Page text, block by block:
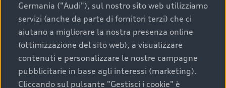
La qualità di acquistare
un’auto usata Audi
Scegliere un’auto usata è una decisione che coniuga
Germania ("Audi"), sul nostro sito web utilizziamo
servizi (anche da parte di fornitori terzi) che ci
aiutano a migliorare la nostra presenza online
(ottimizzazione del sito web), a visualizzare
contenuti e personalizzare le nostre campagne
pubblicitarie in base agli interessi (marketing).
Cliccando sul pulsante "Gestisci i cookie" è